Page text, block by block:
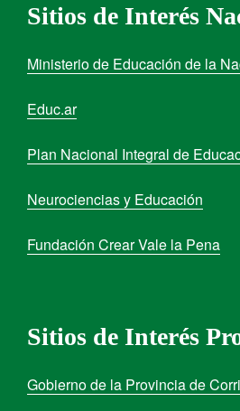
Sitios de Interés
Ministerio de Educación de la
Educ.ar
Plan Nacional Integral de
Neurociencias y Educación
Fundación Crear Vale la Pena
Sitios de Interés
Gobierno de la Provincia de